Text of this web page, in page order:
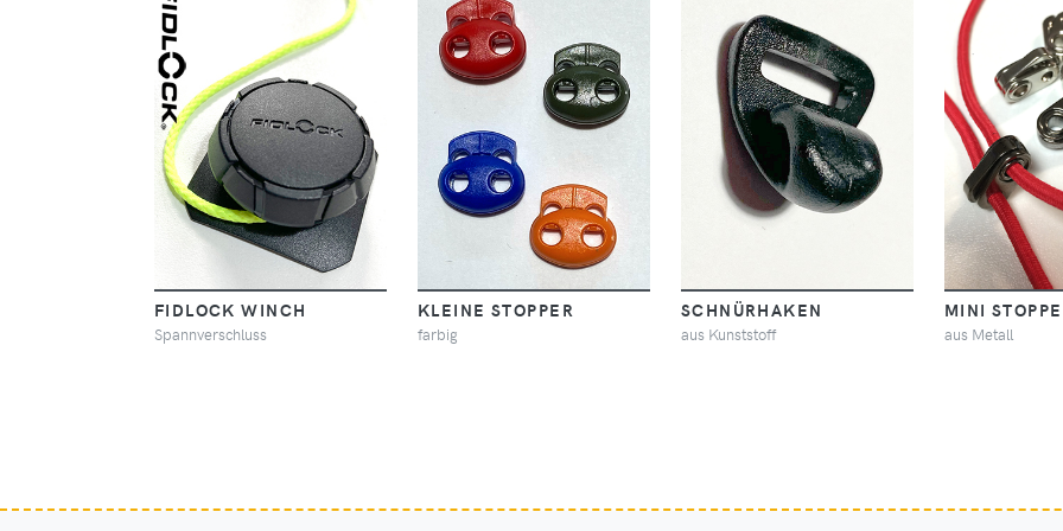
FIDLOCK WINCH
Spannverschluss
KLEINE STOPPER
farbig
SCHNÜRHAKEN
aus Kunststoff
MINI
aus Metall